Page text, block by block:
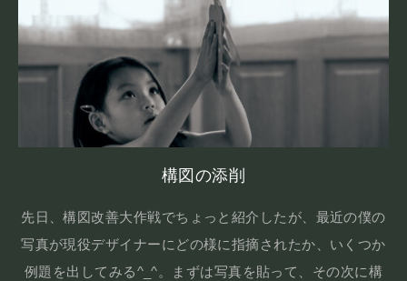
構図の添削
先日、構図改善大作戦でちょっと紹介したが、最近の僕の
写真が現役デザイナーにどの様に指摘されたか、いくつか
例題を出してみる^_^。まずは写真を貼って、その次に構